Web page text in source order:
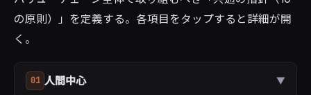
の原則）」を定義する。各項目をタップすると詳細が開
く。
01 人間中心 ▼